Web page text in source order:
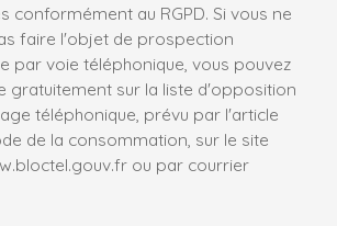
conformément au RGPD. Si vous ne
faire l'objet de prospection
par voie téléphonique, vous pouvez
gratuitement sur la liste d'opposition
téléphonique, prévu par l'article
de la consommation, sur le site
ou par courrier